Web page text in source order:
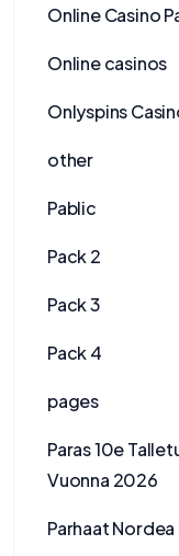
Online Casino
Online casinos
Onlyspins
other
Pablic
Pack 2
Pack 3
Pack 4
pages
Paras 10e
Vuonna 2026
Parhaat